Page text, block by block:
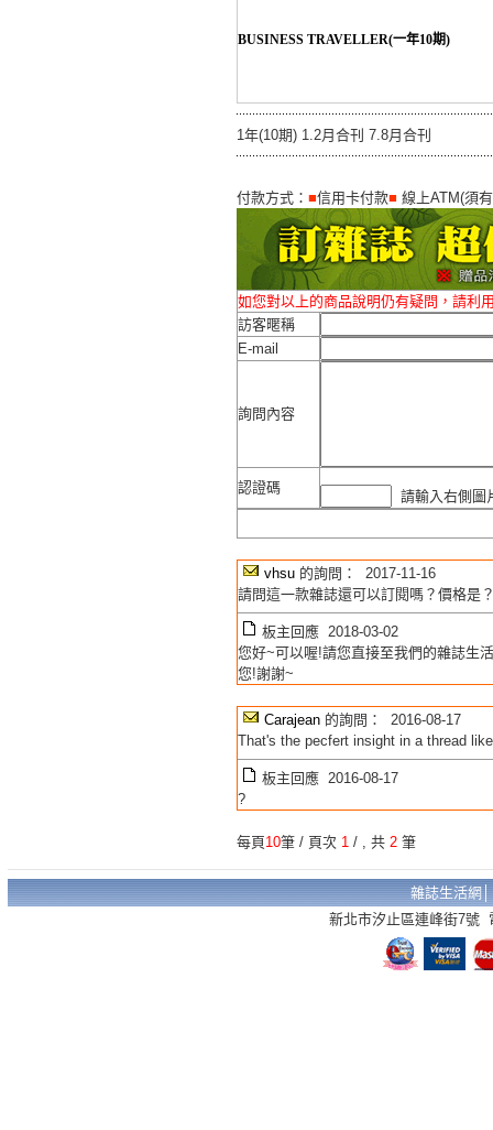
BUSINESS TRAVELLER(一年10期)
1年(10期) 1.2月合刊 7.8月合刊
付款方式： ■信用卡付款■ 線上ATM(須
如您對以上的商品說明仍有疑問，請利
訪客暱稱
E-mail
詢問內容
認證碼
請輸入右側
vhsu 的詢問： 2017-11-16
請問這一款雜誌還可以訂閱嗎？價格是
板主回應 2018-03-02
您好~可以喔!請您直接至我們的雜誌生
您!謝謝~
Carajean 的詢問： 2016-08-17
That's the pecfert insight in a thread
板主回應 2016-08-17
?
每頁10筆 / 頁次 1 / , 共 2 筆
雜誌生活網
新北市汐止區連峰街7號